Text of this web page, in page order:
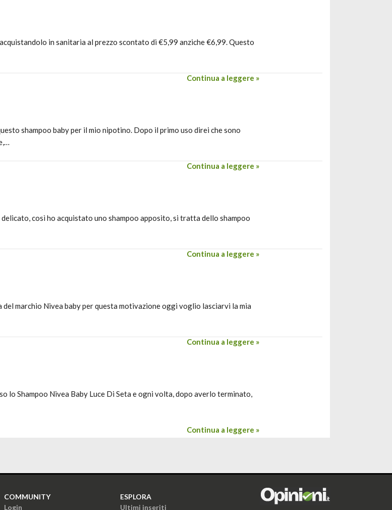
in sanitaria al prezzo scontato di €5,99 anziche €6,99. Questo
Continua a leggere »
shampoo baby per il mio nipotino. Dopo il primo uso direi che sono
Continua a leggere »
così ho acquistato uno shampoo apposito, si tratta dello shampoo
Continua a leggere »
marchio Nivea baby per questa motivazione oggi voglio lasciarvi la mia
Continua a leggere »
lo Shampoo Nivea Baby Luce Di Seta e ogni volta, dopo averlo terminato,
Continua a leggere »
COMMUNITY
Login
ESPLORA
Ultimi inseriti